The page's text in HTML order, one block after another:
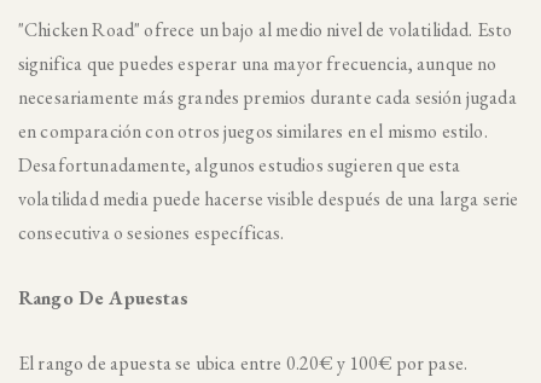
"Chicken Road" ofrece un bajo al medio nivel de volatilidad. Esto
significa que puedes esperar una mayor frecuencia, aunque no
necesariamente más grandes premios durante cada sesión jugada
en comparación con otros juegos similares en el mismo estilo.
Desafortunadamente, algunos estudios sugieren que esta
volatilidad media puede hacerse visible después de una larga serie
consecutiva o sesiones específicas.
Rango De Apuestas
El rango de apuesta se ubica entre 0.20€ y 100€ por pase.